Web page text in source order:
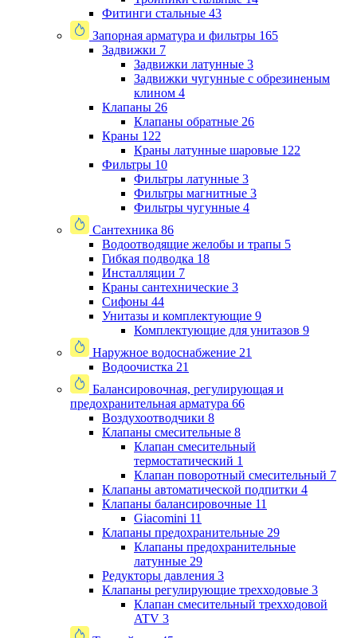
Фитинги стальные 43
Запорная арматура и фильтры 165
Задвижки 7
Задвижки латунные 3
Задвижки чугунные с обрезиненым
клином 4
Клапаны 26
Клапаны обратные 26
Краны 122
Краны латунные шаровые 122
Фильтры 10
Фильтры латунные 3
Фильтры магнитные 3
Фильтры чугунные 4
Сантехника 86
Водоотводящие желобы и трапы 5
Гибкая подводка 18
Инсталляции 7
Краны сантехнические 3
Сифоны 44
Унитазы и комплектующие 9
Комплектующие для унитазов 9
Наружное водоснабжение 21
Водоочистка 21
Балансировочная, регулирующая и
предохранительная арматура 66
Воздухоотводчики 8
Клапаны cмесительные 8
Клапан cмесительный
термостатический 1
Клапан поворотный cмесительный 7
Клапаны автоматической подпитки 4
Клапаны балансировочные 11
Giacomini 11
Клапаны предохранительные 29
Клапаны предохранительные
латунные 29
Редукторы давления 3
Клапаны регулирующие трехходовые 3
Клапан смесительный трехходовой
ATV 3